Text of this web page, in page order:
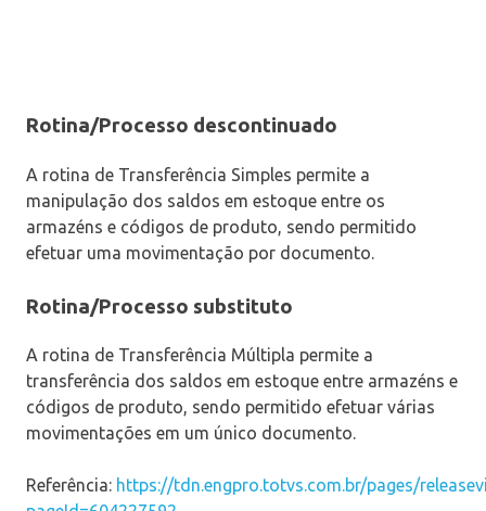
Rotina/Processo descontinuado
A rotina de Transferência Simples permite a
manipulação dos saldos em estoque entre os
armazéns e códigos de produto, sendo permitido
efetuar uma movimentação por documento.
Rotina/Processo substituto
A rotina de Transferência Múltipla permite a
transferência dos saldos em estoque entre armazéns e
códigos de produto, sendo permitido efetuar várias
movimentações em um único documento.
Referência: https://tdn.engpro.totvs.com.br/pages/